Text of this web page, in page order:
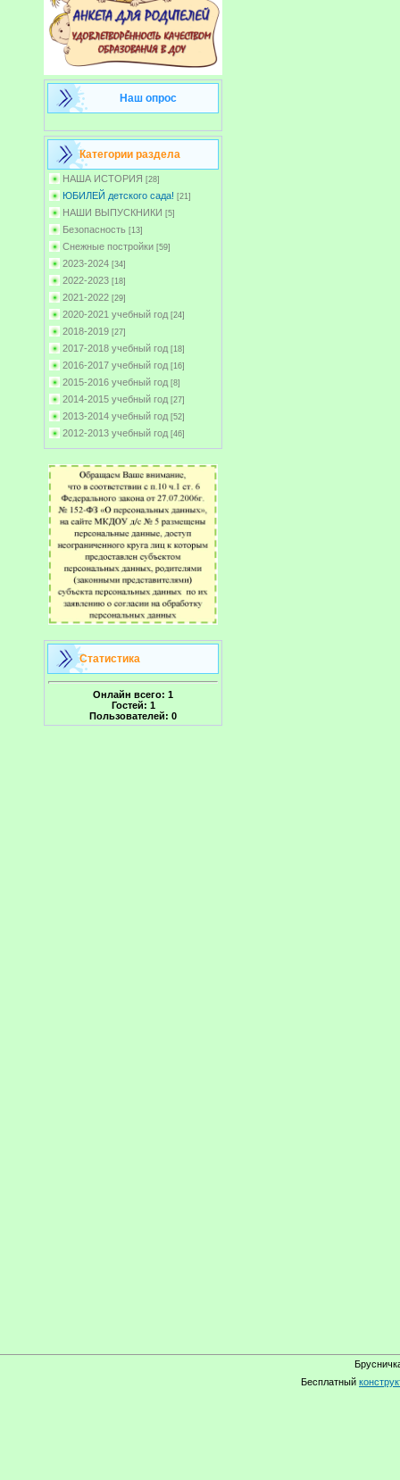
Наш опрос
Категории раздела
НАША ИСТОРИЯ [28]
ЮБИЛЕЙ детского сада! [21]
НАШИ ВЫПУСКНИКИ [5]
Безопасность [13]
Снежные постройки [59]
2023-2024 [34]
2022-2023 [18]
2021-2022 [29]
2020-2021 учебный год [24]
2018-2019 [27]
2017-2018 учебный год [18]
2016-2017 учебный год [16]
2015-2016 учебный год [8]
2014-2015 учебный год [27]
2013-2014 учебный год [52]
2012-2013 учебный год [46]
Статистика
Онлайн всего: 1
Гостей: 1
Пользователей: 0
Бесплатный